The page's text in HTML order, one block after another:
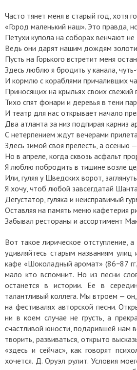
Часто тянет меня в старый год, хотя
«Город маленький наш». Это правда,
Петухи купола на соборах венчают не
Ведь они дарят нашим дождям
Пусть на Горького встретит меня
Здесь люблю я бродить у канала, чуть-
И кормлю с кораблями причаливших
Приносящих на крыльях своих свежий
Тихо спят фонари и деревья в тени
И театр для нас открывает начало
Два атланта за низ подпирая карниз
С нетерпением ждут вечерами
Здесь зимой своя прелесть, а осенью
Но в апреле, когда сквозь асфальт
Я люблю побродить в тишине возле
Или, гуляя у Шведских ворот,
Я хочу, чтоб любой завсегдатай
Дегустатор, гуляка и неисправимый
Оставляя на память меню кафетерия
Забывал рестораны и ассортимент
Вот такое лирическое отступление,
удивляйтесь старым названиям
кафе «Шоколадный аромат» (86−87
мало кто вспомнит. Но из песни
останется в истории. Ее в
талантливый коллега. Мы втроем —
на фестивалях авторской песни.
ни в коем случае не грусть, а
счастливой юности, подарившей нам
творить, развиваться, открыто
«здесь и сейчас», как говорят
хочется. Д. Оруэл рулит. Условия